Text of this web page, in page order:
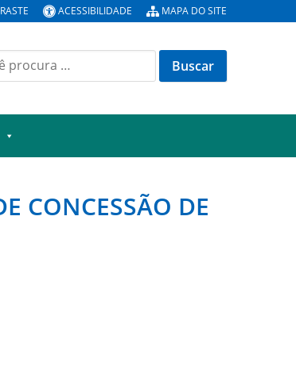
ACESSIBILIDADE MAPA DO SITE
CONCESSÃO DE